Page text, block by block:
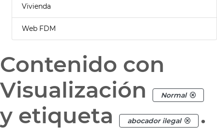
Vivienda
Web FDM
Contenido con
Visualización
Normal
y etiqueta abocador ilegal .